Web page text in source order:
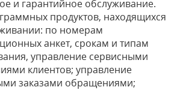
и гарантийное обслуживание.
продуктов, находящихся
по номерам
анкет, срокам и типам
управление сервисными
клиентов; управление
заказами обращениями;